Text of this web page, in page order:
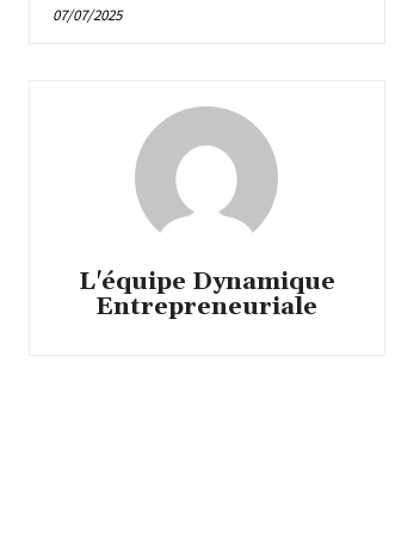
07/07/2025
L'équipe Dynamique
Entrepreneuriale